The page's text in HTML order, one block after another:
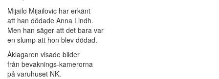
Mijailo Mijailovic har erkänt
att han dödade Anna Lindh.
Men han säger att det bara var
en slump att hon blev dödad.
Åklagaren visade bilder
från bevaknings-kamerorna
på varuhuset NK.